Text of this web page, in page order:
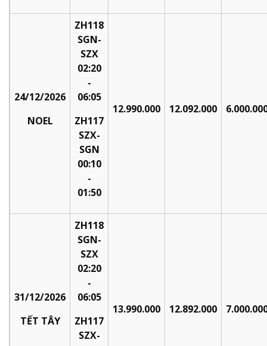
24/12/2026
NOEL
ZH118
SGN-
SZX
02:20
-
06:05
ZH117
SZX-
SGN
00:10
-
01:50
12.990.000 12.092.000
31/12/2026
TẾT TÂY
ZH118
SGN-
SZX
02:20
-
06:05
ZH117
SZX-
13.990.000 12.892.000